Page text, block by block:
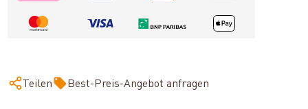
Teilen Best-Preis-Angebot anfragen